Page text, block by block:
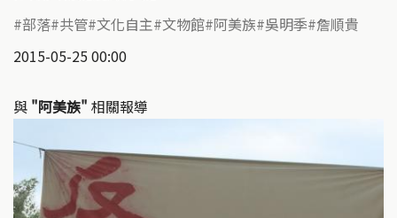
部落 共管 文化自主 文物館 阿美族 吳明季 詹順貴
2015-05-25 00:00
與 "阿美族" 相關報導